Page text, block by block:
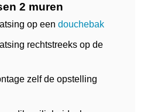
2 muren
op een douchebak
rechtstreeks op de
zelf de opstelling